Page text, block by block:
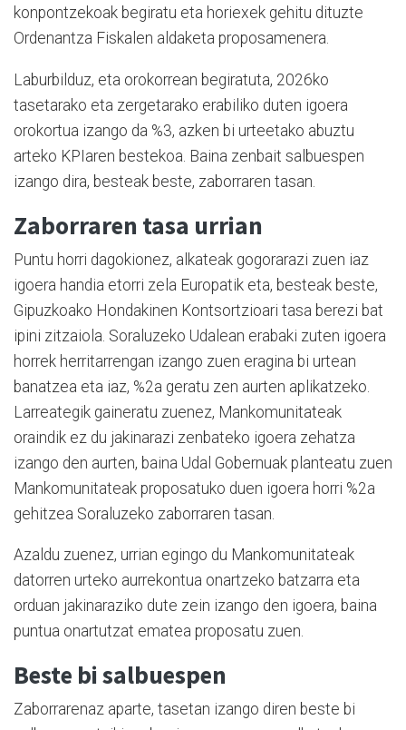
konpontzekoak begiratu eta horiexek gehitu dituzte
Ordenantza Fiskalen aldaketa proposamenera.
Laburbilduz, eta orokorrean begiratuta, 2026ko
tasetarako eta zergetarako erabiliko duten igoera
orokortua izango da %3, azken bi urteetako abuztu
arteko KPIaren bestekoa. Baina zenbait salbuespen
izango dira, besteak beste, zaborraren tasan.
Zaborraren tasa urrian
Puntu horri dagokionez, alkateak gogorarazi zuen iaz
igoera handia etorri zela Europatik eta, besteak beste,
Gipuzkoako Hondakinen Kontsortzioari tasa berezi bat
ipini zitzaiola. Soraluzeko Udalean erabaki zuten igoera
horrek herritarrengan izango zuen eragina bi urtean
banatzea eta iaz, %2a geratu zen aurten aplikatzeko.
Larreategik gaineratu zuenez, Mankomunitateak
oraindik ez du jakinarazi zenbateko igoera zehatza
izango den aurten, baina Udal Gobernuak planteatu zuen
Mankomunitateak proposatuko duen igoera horri %2a
gehitzea Soraluzeko zaborraren tasan.
Azaldu zuenez, urrian egingo du Mankomunitateak
datorren urteko aurrekontua onartzeko batzarra eta
orduan jakinaraziko dute zein izango den igoera, baina
puntua onartutzat ematea proposatu zuen.
Beste bi salbuespen
Zaborrarenaz aparte, tasetan izango diren beste bi